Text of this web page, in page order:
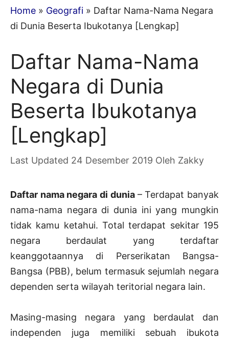
Home » Geografi » Daftar Nama-Nama Negara
di Dunia Beserta Ibukotanya [Lengkap]
Daftar Nama-Nama
Negara di Dunia
Beserta Ibukotanya
[Lengkap]
24 Desember 2019 Oleh Zakky
Daftar nama negara di dunia – Terdapat banyak
nama-nama negara di dunia ini yang mungkin
tidak kamu ketahui. Total terdapat sekitar 195
negara berdaulat yang terdaftar
keanggotaannya di Perserikatan Bangsa-
Bangsa (PBB), belum termasuk sejumlah negara
dependen serta wilayah teritorial negara lain.
Masing-masing negara yang berdaulat dan
independen juga memiliki sebuah ibukota